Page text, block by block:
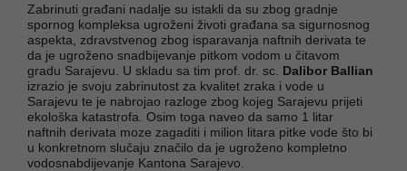
Zabrinuti građani nadalje su istakli da su zbog gradnje
spornog kompleksa ugroženi životi građana sa sigurnosnog
aspekta, zdravstvenog zbog isparavanja naftnih derivata te
da je ugroženo snadbijevanje pitkom vodom u čitavom
gradu Sarajevu. U skladu sa tim prof. dr. sc. Dalibor Ballian
izrazio je svoju zabrinutost za kvalitet zraka i vode u
Sarajevu te je nabrojao razloge zbog kojeg Sarajevu prijeti
ekološka katastrofa. Osim toga naveo da samo 1 litar
naftnih derivata moze zagaditi i milion litara pitke vode što bi
u konkretnom slučaju značilo da je ugroženo kompletno
vodosnabdijevanje Kantona Sarajevo.